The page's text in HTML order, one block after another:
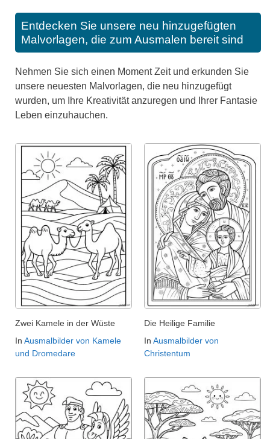
Entdecken Sie unsere neu hinzugefügten
Malvorlagen, die zum Ausmalen bereit sind
Nehmen Sie sich einen Moment Zeit und erkunden Sie
unsere neuesten Malvorlagen, die neu hinzugefügt
wurden, um Ihre Kreativität anzuregen und Ihrer Fantasie
Leben einzuhauchen.
Zwei Kamele in der Wüste
In Ausmalbilder von Kamele
und Dromedare
Die Heilige Familie
In Ausmalbilder von
Christentum